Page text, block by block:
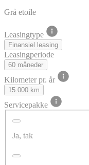
Grå etoile
Leasingtype
Finansiel leasing
Leasingperiode
60 måneder
Kilometer pr. år
15.000 km
Servicepakke
Ja, tak